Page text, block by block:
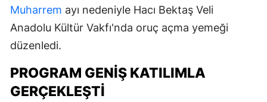
Muharrem ayı nedeniyle Hacı Bektaş Veli
Anadolu Kültür Vakfı'nda oruç açma yemeği
düzenledi.
PROGRAM GENIŞ KATILIMLA
GERÇEKLEŞTI